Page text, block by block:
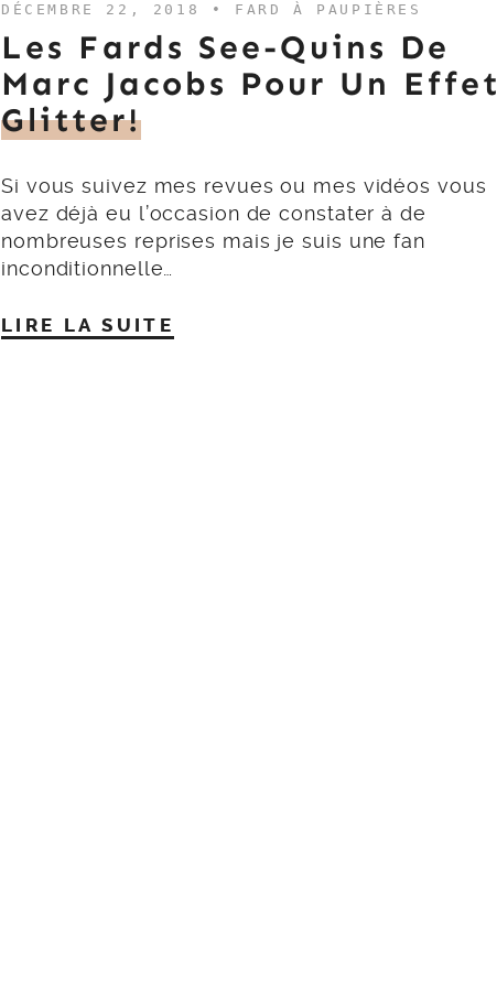
DÉCEMBRE 22, 2018 • FARD À PAUPIÈRES
Les Fards See-Quins De
Marc Jacobs Pour Un Effet
Glitter!
Si vous suivez mes revues ou mes vidéos vous
avez déjà eu l’occasion de constater à de
nombreuses reprises mais je suis une fan
inconditionnelle…
LIRE LA SUITE